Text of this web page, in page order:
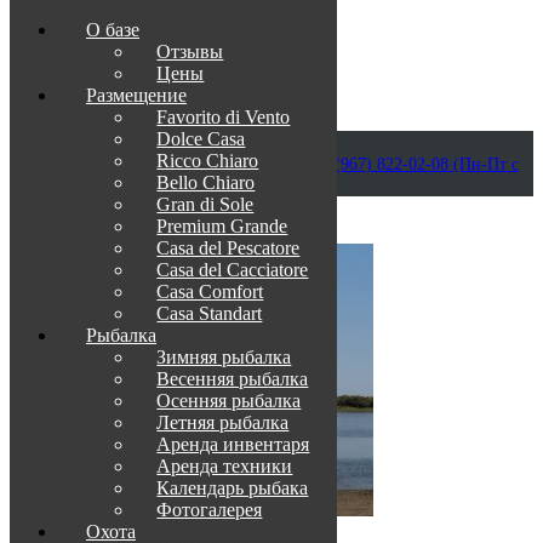
Приветствуем в Венеции на Каспии!
info@otdih-v-astrakhani.ru Как нас найти
+7 (967) 822-02-08 (Пн-Пт с
09:00 до 18:00)
Забронировать
О базе
Отзывы
Цены
Размещение
Favorito di Vento
Dolce Casa
Ricco Chiaro
Bello Chiaro
Gran di Sole
Premium Grande
Casa del Pescatore
Casa del Cacсiatore
Casa Comfort
Casa Standart
Рыбалка
Зимняя рыбалка
Весенняя рыбалка
Осенняя рыбалка
Летняя рыбалка
Аренда инвентаря
Аренда техники
Календарь рыбака
Фотогалерея
Охота